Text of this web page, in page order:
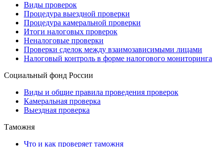
Виды проверок
Процедура выездной проверки
Процедура камеральной проверки
Итоги налоговых проверок
Неналоговые проверки
Проверки сделок между взаимозависимыми лицами
Налоговый контроль в форме налогового мониторинга
Социальный фонд России
Виды и общие правила проведения проверок
Камеральная проверка
Выездная проверка
Таможня
Что и как проверяет таможня